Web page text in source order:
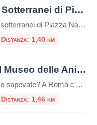
I Sotterranei di Piazza Navona
I sotterranei di Piazza Navona sono un complesso di ambienti sotterranei situati sotto la famosa Piazza Navona di Roma, in Italia. Questi sotterranei sono noti come “Stadio di Domiziano” e rappresentano uno dei siti archeologici più importanti della città. Piazza Navona, la più bella piazza barocca di Roma, occupa la pista dell’antico “Stadio di Domiziano”, […]
Distanza: 1,40 km
Il Museo delle Anime del Purgatorio
Lo sapevate? A Roma c’è un luogo unico e inquietante: il Museo delle Anime del Purgatorio. Il museo delle anime del Purgatorio è un’esposizione di documenti e testimonianze allestita in un locale adiacente alla sacrestia della piccola chiesa neogotica del Sacro Cuore del Suffragio a Roma. Tali documenti proverebbero l’esistenza del Purgatorio. La chiesa del […]
Distanza: 1,46 km